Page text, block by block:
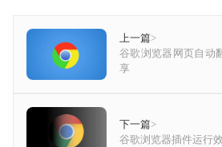
上一篇>
谷歌浏览器网页自动
享
下一篇>
谷歌浏览器插件运行